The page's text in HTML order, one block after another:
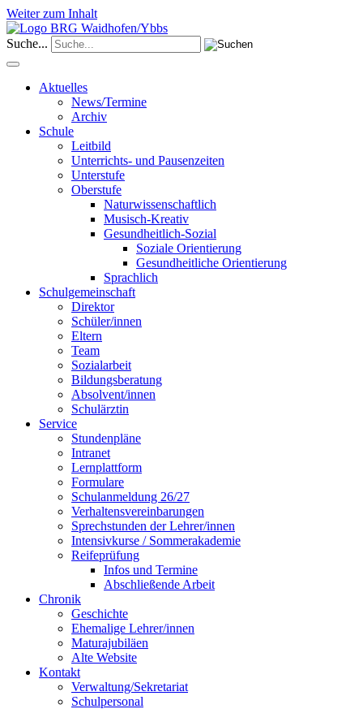
Weiter zum Inhalt
Suche...
Aktuelles
News/Termine
Archiv
Schule
Leitbild
Unterrichts- und Pausenzeiten
Unterstufe
Oberstufe
Naturwissenschaftlich
Musisch-Kreativ
Gesundheitlich-Sozial
Soziale Orientierung
Gesundheitliche Orientierung
Sprachlich
Schulgemeinschaft
Direktor
Schüler/innen
Eltern
Team
Sozialarbeit
Bildungsberatung
Absolvent/innen
Schulärztin
Service
Stundenpläne
Intranet
Lernplattform
Formulare
Schulanmeldung 26/27
Verhaltensvereinbarungen
Sprechstunden der Lehrer/innen
Intensivkurse / Sommerakademie
Reifeprüfung
Infos und Termine
Abschließende Arbeit
Chronik
Geschichte
Ehemalige Lehrer/innen
Maturajubiläen
Alte Website
Kontakt
Verwaltung/Sekretariat
Schulpersonal